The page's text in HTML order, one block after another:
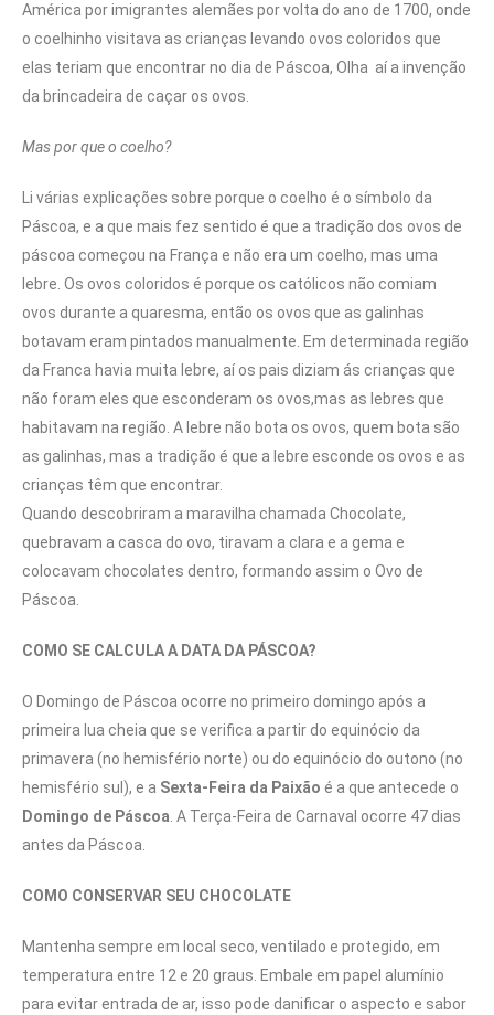
América por imigrantes alemães por volta do ano de 1700, onde
o coelhinho visitava as crianças levando ovos coloridos que
elas teriam que encontrar no dia de Páscoa, Olha aí a invenção
da brincadeira de caçar os ovos.
Mas por que o coelho?
Li várias explicações sobre porque o coelho é o símbolo da
Páscoa, e a que mais fez sentido é que a tradição dos ovos de
páscoa começou na França e não era um coelho, mas uma
lebre. Os ovos coloridos é porque os católicos não comiam
ovos durante a quaresma, então os ovos que as galinhas
botavam eram pintados manualmente. Em determinada região
da Franca havia muita lebre, aí os pais diziam ás crianças que
não foram eles que esconderam os ovos,mas as lebres que
habitavam na região. A lebre não bota os ovos, quem bota são
as galinhas, mas a tradição é que a lebre esconde os ovos e as
crianças têm que encontrar.
Quando descobriram a maravilha chamada Chocolate,
quebravam a casca do ovo, tiravam a clara e a gema e
colocavam chocolates dentro, formando assim o Ovo de
Páscoa.
COMO SE CALCULA A DATA DA PÁSCOA?
O Domingo de Páscoa ocorre no primeiro domingo após a
primeira lua cheia que se verifica a partir do equinócio da
primavera (no hemisfério norte) ou do equinócio do outono (no
hemisfério sul), e a Sexta-Feira da Paixão é a que antecede o
Domingo de Páscoa . A Terça-Feira de Carnaval ocorre 47 dias
antes da Páscoa.
COMO CONSERVAR SEU CHOCOLATE
Mantenha sempre em local seco, ventilado e protegido, em
temperatura entre 12 e 20 graus. Embale em papel alumínio
para evitar entrada de ar, isso pode danificar o aspecto e sabor